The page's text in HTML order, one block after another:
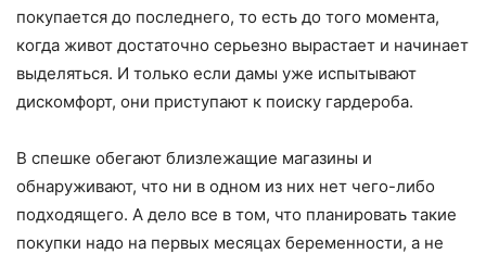
покупается до последнего, то есть до того момента,
когда живот достаточно серьезно вырастает и начинает
выделяться. И только если дамы уже испытывают
дискомфорт, они приступают к поиску гардероба.
В спешке обегают близлежащие магазины и
обнаруживают, что ни в одном из них нет чего-либо
подходящего. А дело все в том, что планировать такие
покупки надо на первых месяцах беременности, а не